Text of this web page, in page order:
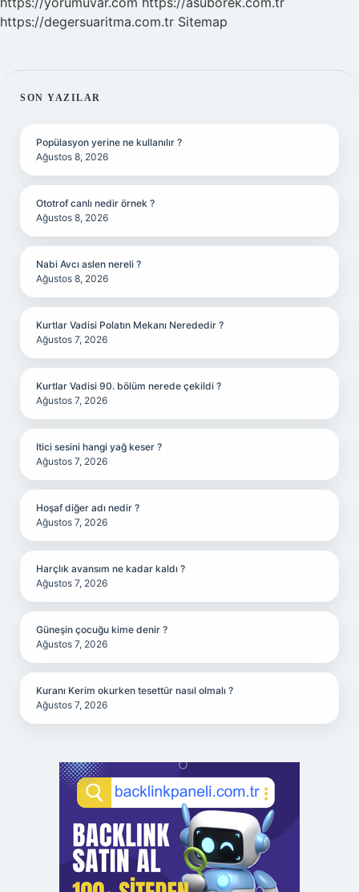
https://degersuaritma.com.tr Sitemap
SIDEBAR
SON YAZILAR
Popülasyon yerine ne kullanılır ?
Ağustos 8, 2026
Ototrof canlı nedir örnek ?
Ağustos 8, 2026
Nabi Avcı aslen nereli ?
Ağustos 8, 2026
Kurtlar Vadisi Polatın Mekanı Nerededir ?
Ağustos 7, 2026
Kurtlar Vadisi 90. bölüm nerede çekildi ?
Ağustos 7, 2026
Itici sesini hangi yağ keser ?
Ağustos 7, 2026
Hoşaf diğer adı nedir ?
Ağustos 7, 2026
Harçlık avansım ne kadar kaldı ?
Ağustos 7, 2026
Güneşin çocuğu kime denir ?
Ağustos 7, 2026
Kuranı Kerim okurken tesettür nasıl olmalı ?
Ağustos 7, 2026